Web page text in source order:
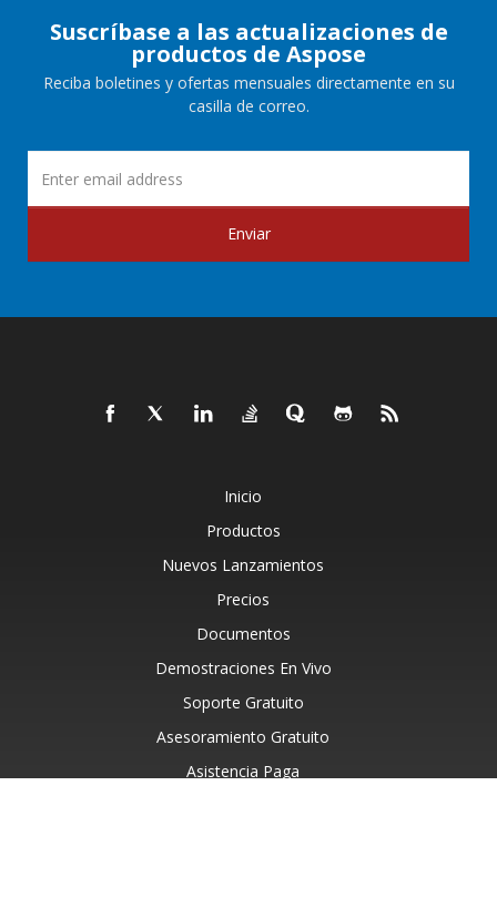
Suscríbase a las actualizaciones de
productos de Aspose
Reciba boletines y ofertas mensuales directamente en su
casilla de correo.
Enviar
Inicio
Productos
Nuevos Lanzamientos
Precios
Documentos
Demostraciones En Vivo
Soporte Gratuito
Asesoramiento Gratuito
Asistencia Paga